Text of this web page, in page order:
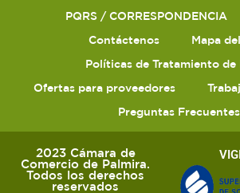
PQRS / CORRESPONDENCIA
Contáctenos
Mapa
Políticas de Tratamiento de
Ofertas para proveedores
Preguntas Frecuentes
2023 Cámara de
Comercio de Palmira.
Todos los derechos
reservados